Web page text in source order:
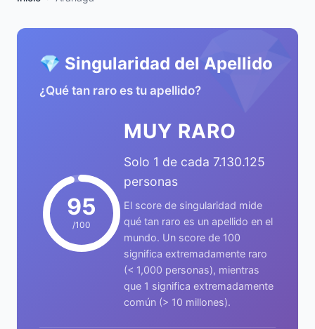
💎
💎 Singularidad del Apellido
¿Qué tan raro es tu apellido?
95
/100
MUY RARO
Solo 1 de cada 7.130.125
personas
El score de singularidad mide
qué tan raro es un apellido en el
mundo. Un score de 100
significa extremadamente raro
(< 1,000 personas), mientras
que 1 significa extremadamente
común (> 10 millones).